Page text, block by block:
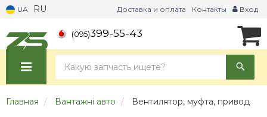
UA RU Доставка и оплата Контакты Вход
(095)399-55-43
Главная Вантажні авто Вентилятор, муфта, привод